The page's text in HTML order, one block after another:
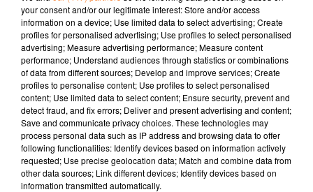
Page Facebook : Grosfillex All Lescar
Tel : 05 59 30 41 09
TITRES DIFFUSÉS
your consent and/or our legitimate interest: Store and/or access
information on a device; Use limited data to select advertising; Create
profiles for personalised advertising; Use profiles to select personalised
advertising; Measure advertising performance; Measure content
performance; Understand audiences through statistics or combinations
of data from different sources; Develop and improve services; Create
profiles to personalise content; Use profiles to select personalised
content; Use limited data to select content; Ensure security, prevent and
detect fraud, and fix errors; Deliver and present advertising and content;
Save and communicate privacy choices. These technologies may
process personal data such as IP address and browsing data to offer
following functionalities: Identify devices based on information actively
requested; Use precise geolocation data; Match and combine data from
other data sources; Link different devices; Identify devices based on
information transmitted automatically.